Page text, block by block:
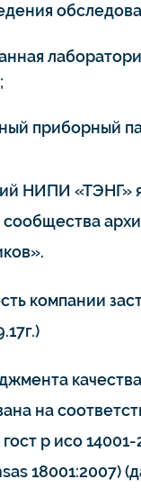
приборный
НИПИ «ТЭНГ»
компании
на
р исо
18001:2007)